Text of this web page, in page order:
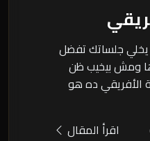
جلساتك تفضل
ومش بيخيب ظن
الأفريقي ده هو
اقرأ المقال